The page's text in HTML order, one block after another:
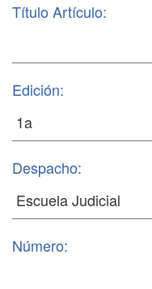
Título Artículo:
Edición:
Despacho:
Número: